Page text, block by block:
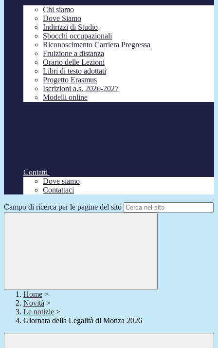
Chi siamo
Dove Siamo
Indirizzi di Studio
Sbocchi occupazionali
Riconoscimento Carriera Pregressa
Fruizione a distanza
Orario delle Lezioni
Libri di testo adottati
Progetto Erasmus
Iscrizioni a.s. 2026-2027
Modelli online
Contatti
Dove siamo
Contattaci
Campo di ricerca per le pagine del sito
Home >
Novità >
Le notizie >
Giornata della Legalità di Monza 2026